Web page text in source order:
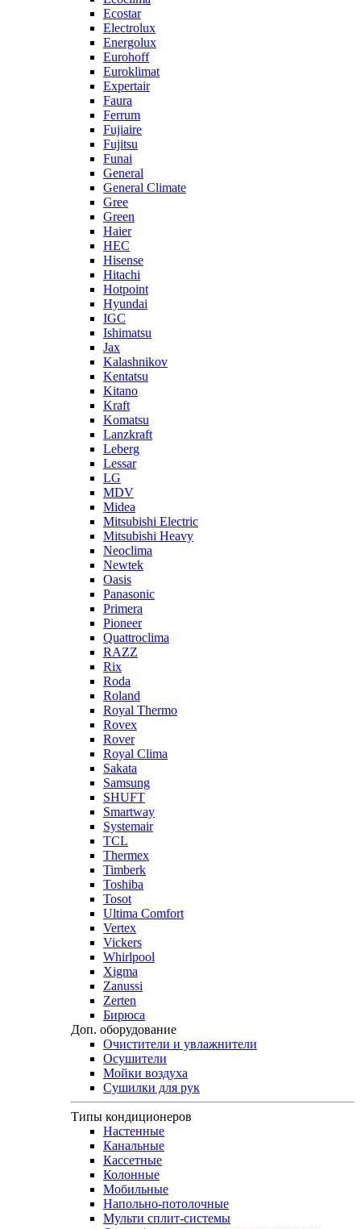
Ecostar
Electrolux
Energolux
Eurohoff
Euroklimat
Expertair
Faura
Ferrum
Fujiaire
Fujitsu
Funai
General
General Climate
Gree
Green
Haier
HEC
Hisense
Hitachi
Hotpoint
Hyundai
IGC
Ishimatsu
Jax
Kalashnikov
Kentatsu
Kitano
Kraft
Komatsu
Lanzkraft
Leberg
Lessar
LG
MDV
Midea
Mitsubishi Electric
Mitsubishi Heavy
Neoclima
Newtek
Oasis
Panasonic
Primera
Pioneer
Quattroclima
RAZZ
Rix
Roda
Roland
Royal Thermo
Rovex
Rover
Royal Clima
Sakata
Samsung
SHUFT
Smartway
Systemair
TCL
Thermex
Timberk
Toshiba
Tosot
Ultima Comfort
Vertex
Vickers
Whirlpool
Xigma
Zanussi
Zerten
Бирюса
Доп. оборудование
Очистители и увлажнители
Осушители
Мойки воздуха
Сушилки для рук
Типы кондиционеров
Настенные
Канальные
Кассетные
Колонные
Мобильные
Напольно-потолочные
Мульти сплит-системы